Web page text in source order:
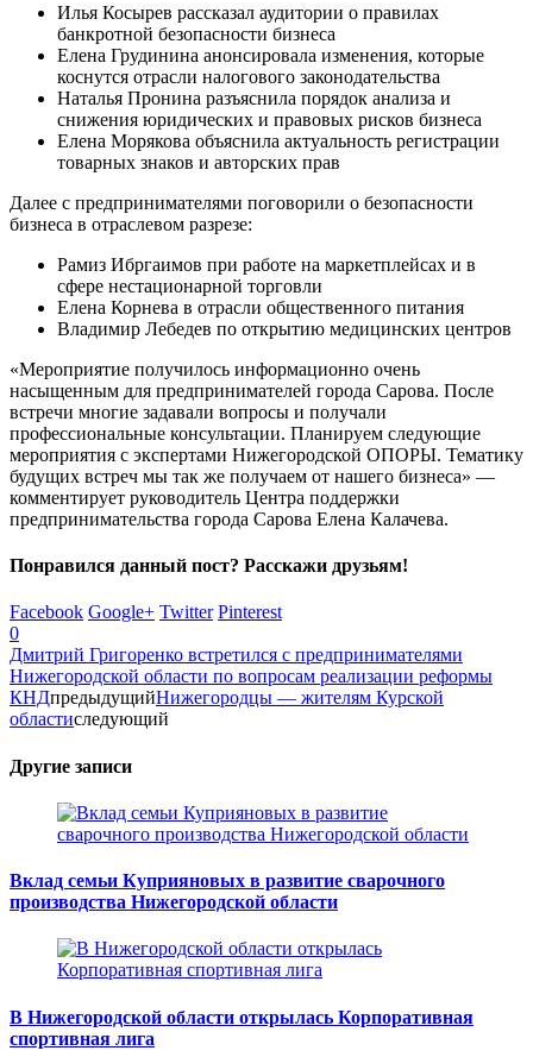
Илья Косырев рассказал аудитории о правилах
банкротной безопасности бизнеса
Елена Грудинина анонсировала изменения, которые
коснутся отрасли налогового законодательства
Наталья Пронина разъяснила порядок анализа и
снижения юридических и правовых рисков бизнеса
Елена Морякова объяснила актуальность регистрации
товарных знаков и авторских прав
Далее с предпринимателями поговорили о безопасности
бизнеса в отраслевом разрезе:
Рамиз Ибргаимов при работе на маркетплейсах и в
сфере нестационарной торговли
Елена Корнева в отрасли общественного питания
Владимир Лебедев по открытию медицинских центров
«Мероприятие получилось информационно очень
насыщенным для предпринимателей города Сарова. После
встречи многие задавали вопросы и получали
профессиональные консультации. Планируем следующие
мероприятия с экспертами Нижегородской ОПОРЫ. Тематику
будущих встреч мы так же получаем от нашего бизнеса» —
комментирует руководитель Центра поддержки
предпринимательства города Сарова Елена Калачева.
Понравился данный пост? Расскажи друзьям!
Facebook Google+ Twitter Pinterest
0
Дмитрий Григоренко встретился с предпринимателями
Нижегородской области по вопросам реализации реформы
КНДпредыдущийНижегородцы — жителям Курской
областиследующий
Другие записи
Вклад семьи Куприяновых в развитие сварочного
производства Нижегородской области
В Нижегородской области открылась Корпоративная
спортивная лига